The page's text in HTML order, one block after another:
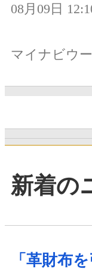
08月09日
マイナビウ
新着の
「革財布